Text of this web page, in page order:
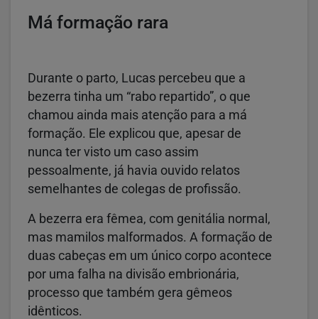
Má formação rara
Durante o parto, Lucas percebeu que a
bezerra tinha um “rabo repartido”, o que
chamou ainda mais atenção para a má
formação. Ele explicou que, apesar de
nunca ter visto um caso assim
pessoalmente, já havia ouvido relatos
semelhantes de colegas de profissão.
A bezerra era fêmea, com genitália normal,
mas mamilos malformados. A formação de
duas cabeças em um único corpo acontece
por uma falha na divisão embrionária,
processo que também gera gêmeos
idênticos.